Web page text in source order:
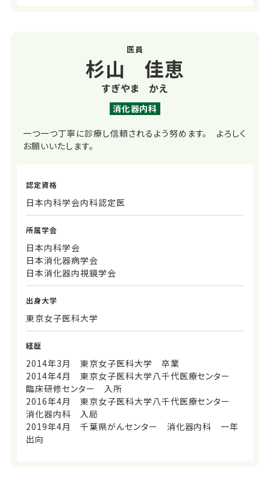
医員
杉山 佳恵
すぎやま かえ
消化器内科
一つ一つ丁寧に診療し信頼されるよう努めます。 よろしく
お願いいたします。
認定資格
日本内科学会内科認定医
所属学会
日本内科学会
日本消化器病学会
日本消化器内視鏡学会
出身大学
東京女子医科大学
経歴
2014年3月 東京女子医科大学 卒業
2014年4月 東京女子医科大学八千代医療センター
臨床研修センター 入所
2016年4月 東京女子医科大学八千代医療センター
消化器内科 入局
2019年4月 千葉県がんセンター 消化器内科 一年
出向